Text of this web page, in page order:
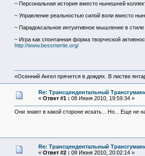
~ Персональная история вместо нынешней
~ Управление реальностью силой воли вместо
~ Парадоксальное интуитивное мышление в
~ Игра как спонтанная форма творческой
http://www.bessmertie.org/
«Осенний Ангел прячется в дождях. В листве
Re: Трансцендентальный
« Ответ #1 : 08 Июня 2010, 19:59:34 »
Они знают в какой стороне искать... Но... Еще не
Re: Трансцендентальный
« Ответ #2 : 08 Июня 2010, 20:02:14 »